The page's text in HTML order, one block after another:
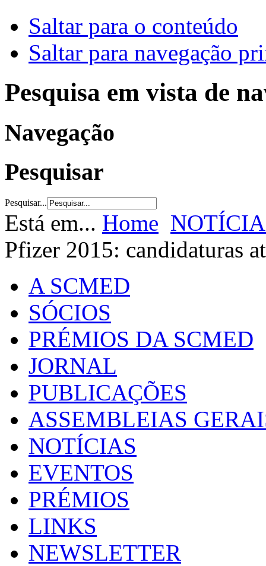
Saltar para o conteúdo
Saltar para navegação
Pesquisa em vista de
Navegação
Pesquisar
Pesquisar...
Está em... Home
Pfizer 2015: candidaturas
A SCMED
SÓCIOS
PRÉMIOS DA SCMED
JORNAL
PUBLICAÇÕES
ASSEMBLEIAS
NOTÍCIAS
EVENTOS
PRÉMIOS
LINKS
NEWSLETTER